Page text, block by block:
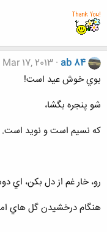
ab 84
Mar 17, 2013
بوي خوش عيد است!
شو پنجره بگشا،
كه نسيم است و نويد است.
رو، خار غم از دل بكن، اي
هنگام درخشيدن گل هاي